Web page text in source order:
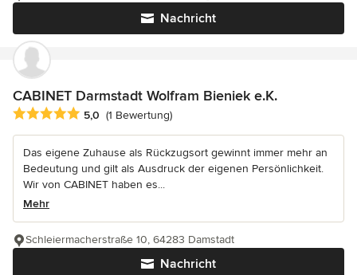
Nachricht
CABINET Darmstadt Wolfram Bieniek e.K.
Durchschnittliche Bewertung: 5 von 5 Sternen
5,0 (1 Bewertung)
Das eigene Zuhause als Rückzugsort gewinnt immer mehr an
Bedeutung und gilt als Ausdruck der eigenen Persönlichkeit.
Wir von CABINET haben es...
Mehr
Nachricht
Schleiermacherstraße 10, 64283 Damstadt